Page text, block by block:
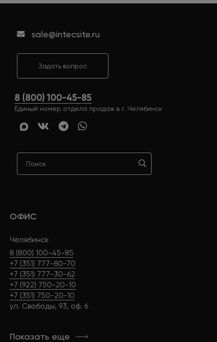
sale@intecsite.ru
Задать вопрос
8 (800) 100-45-85
Единый номер отдела продаж в г. Челябинск
ОФИС
Челябинск
8 (800) 100-45-85
+7 (351) 777-80-70
+7 (351) 777-30-62
+7 (922) 750-20-10
+7 (351) 750-20-10
ул. Свободы, 93, оф. 6
Показать еще